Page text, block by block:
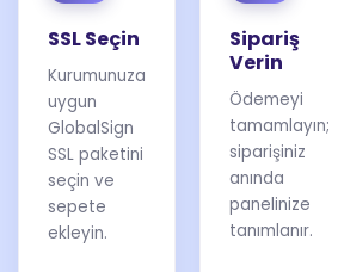
SSL Seçin
Kurumunuza
uygun
GlobalSign
SSL paketini
seçin ve
sepete
ekleyin.
Sipariş
Verin
Ödemeyi
tamamlayın;
siparişiniz
anında
panelinize
tanımlanır.